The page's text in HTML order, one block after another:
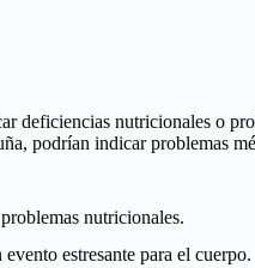
deficiencias nutricionales o
podrían indicar problemas
nutricionales.
estresante para el cuerpo.